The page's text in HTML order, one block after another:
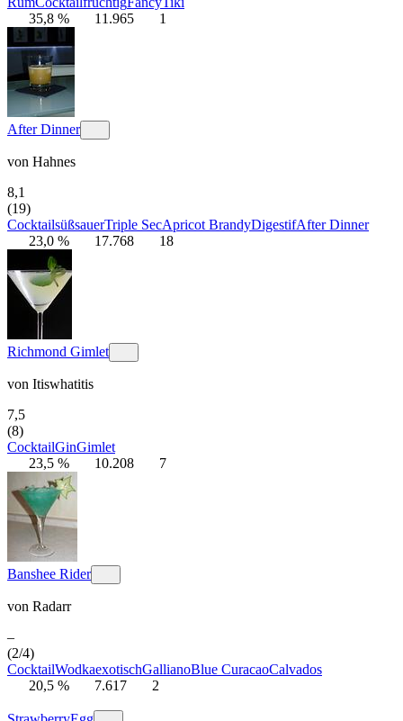
35,8 %
11.965 1
After Dinner
von Hahnes
8,1
(19)
CocktailsüßsauerTriple SecApricot BrandyDigestifAfter Dinner
23,0 %
17.768 18
Richmond Gimlet
von Itiswhatitis
7,5
(8)
CocktailGinGimlet
23,5 %
10.208 7
Banshee Rider
von Radarr
–
(2/4)
CocktailWodkaexotischGallianoBlue CuracaoCalvados
20,5 %
7.617 2